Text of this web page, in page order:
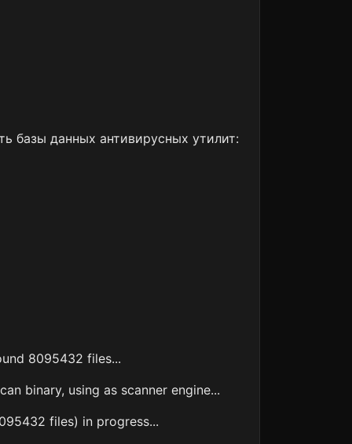
базы данных антивирусных утилит:
8095432 files...
binary, using as scanner engine...
files) in progress...